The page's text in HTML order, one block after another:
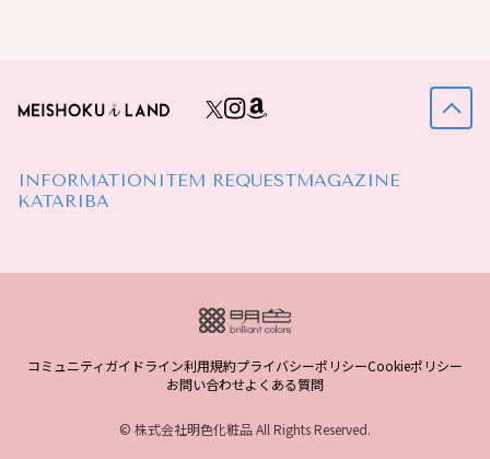
INFORMATION ITEM REQUESTMAGAZINE
KATARIBA
コミュニティガイドライン利用規約プライバシーポリシーCookieポリシー
お問い合わせよくある質問
© 株式会社明色化粧品 All Rights Reserved.